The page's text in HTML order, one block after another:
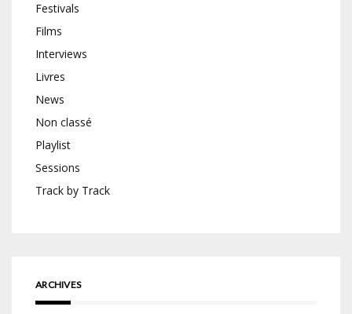
Festivals
Films
Interviews
Livres
News
Non classé
Playlist
Sessions
Track by Track
ARCHIVES